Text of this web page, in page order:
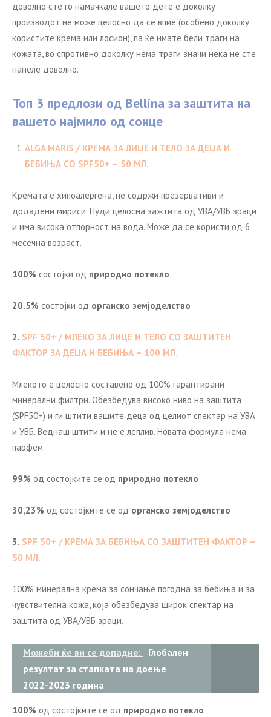
доволно сте го намачкале вашето дете е доколку
производот не може целосно да се впие (особено доколку
користите крема или лосион), па ќе имате бели траги на
кожата, во спротивно доколку нема траги значи нека не сте
нанеле доволно.
Топ 3 предлози од Bellina за заштита на
вашето најмило од сонце
ALGA MARIS / КРЕМА ЗА ЛИЦЕ И ТЕЛО ЗА ДЕЦА И
БЕБИЊА СО SPF50+ – 50 МЛ.
Кремата е хипоалергена, не содржи презервативи и
додадени мириси. Нуди целосна зажтита од УВА/УВБ зраци
и има висока отпорност на вода. Може да се користи од 6
месечна возраст.
100% состојки од природно потекло
20.5% состојки од органско земјоделство
2. SPF 50+ / МЛЕКО ЗА ЛИЦЕ И ТЕЛО СО ЗАШТИТЕН
ФАКТОР ЗА ДЕЦА И БЕБИЊА – 100 МЛ.
Млекото е целосно составено од 100% гарантирани
минерални филтри. Обезбедува високо ниво на заштита
(SPF50+) и ги штити вашите деца од целиот спектар на УВА
и УВБ. Веднаш штити и не е леплив. Новата формула нема
парфем.
99% од состојките се од природно потекло
30,23% од состојките се од органско земјоделство
3. SPF 50+ / КРЕМА ЗА БЕБИЊА СО ЗАШТИТЕН ФАКТОР –
50 МЛ.
100% минерална крема за сончање погодна за бебиња и за
чувствителна кожа, која обезбедува широк спектар на
заштита од УВА/УВБ зраци.
Можеби ќе ви се допадне:
Глобален
резултат за стапката на доење
2022-2023 година
100% од состојките се од природно потекло